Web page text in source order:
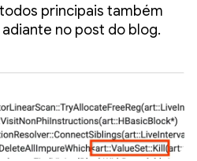
principais também
no post do blog.